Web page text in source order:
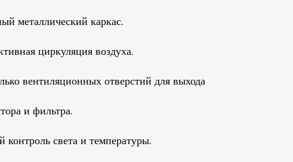
металлический каркас.
циркуляция воздуха.
вентиляционных отверстий для выхода
и фильтра.
контроль света и температуры.